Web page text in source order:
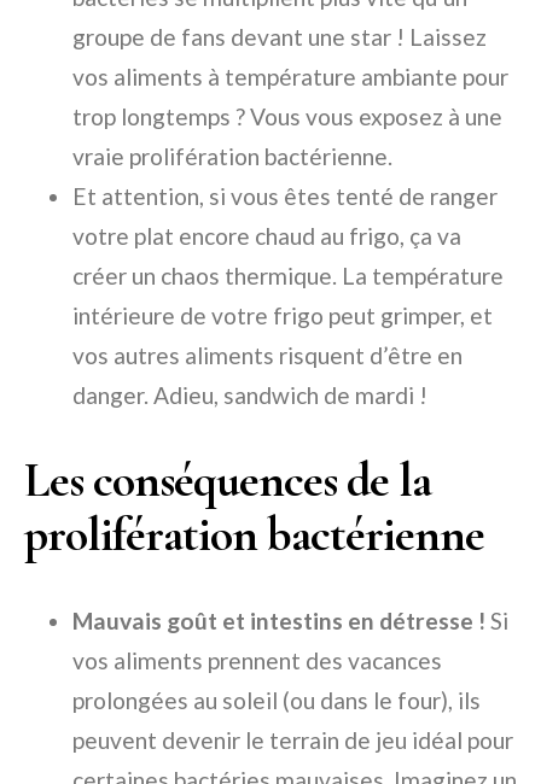
groupe de fans devant une star ! Laissez
vos aliments à température ambiante pour
trop longtemps ? Vous vous exposez à une
vraie prolifération bactérienne.
Et attention, si vous êtes tenté de ranger
votre plat encore chaud au frigo, ça va
créer un chaos thermique. La température
intérieure de votre frigo peut grimper, et
vos autres aliments risquent d’être en
danger. Adieu, sandwich de mardi !
Les conséquences de la
prolifération bactérienne
Mauvais goût et intestins en détresse ! Si
vos aliments prennent des vacances
prolongées au soleil (ou dans le four), ils
peuvent devenir le terrain de jeu idéal pour